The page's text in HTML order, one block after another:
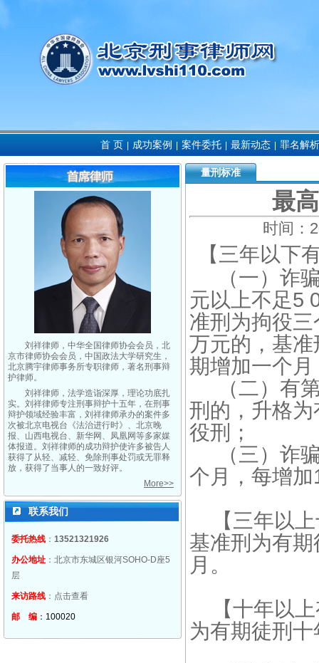
首 页 成功案例 案件委托 最新动态 罪名解析
刘祥律师，中华全国律师协会会员，北
京市律师协会会员，中国政法大学研究生，
北京腾宇律师事务所专职律师，著名刑事辩
护律师。
刘祥律师，法学造诣深厚，理论功底扎
实。刘祥律师专注刑事辩护十五年，在刑事
辩护领域经验丰富，刘祥律师承办的案件多
次被北京电视台《法治进行时》、北京晚
报、山西电视台、新华网、凤凰网等多家媒
体报道。刘祥律师的成功辩护使许多被告人
获得了从轻、减轻、免除刑事处罚或无罪释
放，获得了当事人的一致好评。
More>>
联系我们
委托热线 ： 13521321926
办公地址 ：北京市东城区银河SOHO-D座5
层
来访路线 ： 点击查看
邮 编 ：100020
量刑标准
最
时间：
【三年以下
（一）诈骗
元以上不足5
准刑为拘役
万元的，基
期增加一个
（二）有第
刑的，升格
役刑；
（三）诈骗
个月，每增
【三年以上
基准刑为有
月。
【十年以上
为有期徒刑